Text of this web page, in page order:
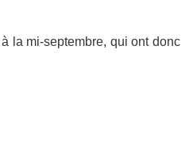
la mi-septembre, qui ont donc